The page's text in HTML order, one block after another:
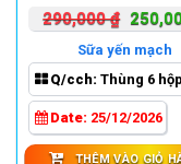
290,000₫ Giá
là:
Sữa yến mạch
Q/cch: Thùng 6
Date: 25/12/2026
THÊM VÀO GIỎ